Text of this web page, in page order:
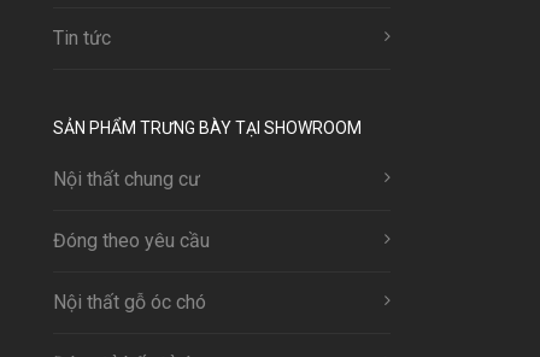
Tin tức
SẢN PHẨM TRƯNG BÀY TẠI SHOWROOM
Nội thất chung cư
Đóng theo yêu cầu
Nội thất gỗ óc chó